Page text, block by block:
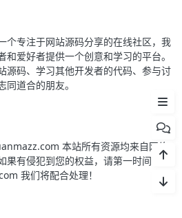
Carbon Forum 论坛截图
Carbon Forum 论坛安装
Carbon Forum 论坛开源
个专注于网站源码分享的在线社区，我
爱好者提供一个创意和学习的平台。
源码、学习其他开发者的代码、参与讨
道合的朋友。
本站所有资源均来自网络
有侵犯到您的权益，请第一时间联系
我们将配合处理！